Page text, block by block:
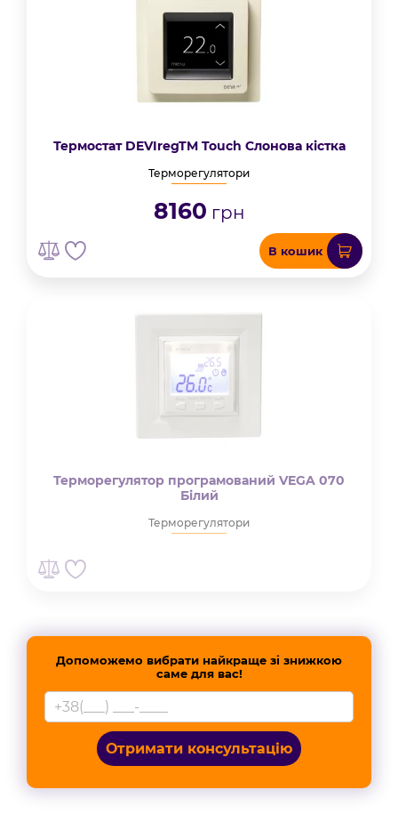
Термостат DEVIregTM Touch Cлонова кістка
Терморегулятори
8160 грн
В кошик
Терморегулятор програмований VEGA 070
Білий
Терморегулятори
Допоможемо вибрати найкраще зі знижкою
саме для вас!
Отримати консультацію